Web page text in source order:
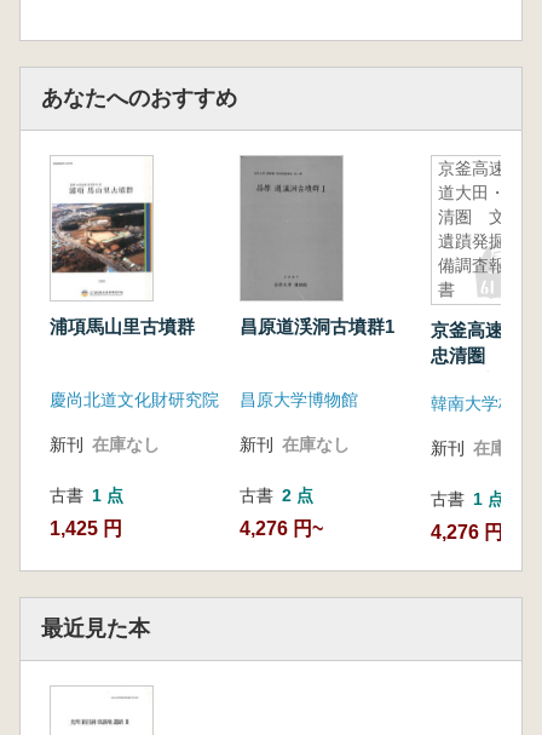
あなたへのおすすめ
浦項馬山里古墳群
慶尚北道文化財研究院
新刊 在庫なし
古書 1 点
1,425 円
昌原道渓洞古墳群1
昌原大学博物館
新刊 在庫なし
古書 2 点
4,276 円~
京釜高速鉄
道大田・忠
清圏 文化
遺蹟発掘予
備調査報告
書
京釜高速鉄
忠清圏 文化
新刊 在庫なし
古書 1 点
4,276 円
最近見た本